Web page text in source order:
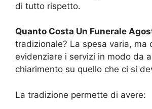
di tutto rispetto.
Quanto Costa Un Funerale
tradizionale? La spesa varia, ma
evidenziare i servizi in modo da
chiarimento su quello che ci si
La tradizione permette di avere: